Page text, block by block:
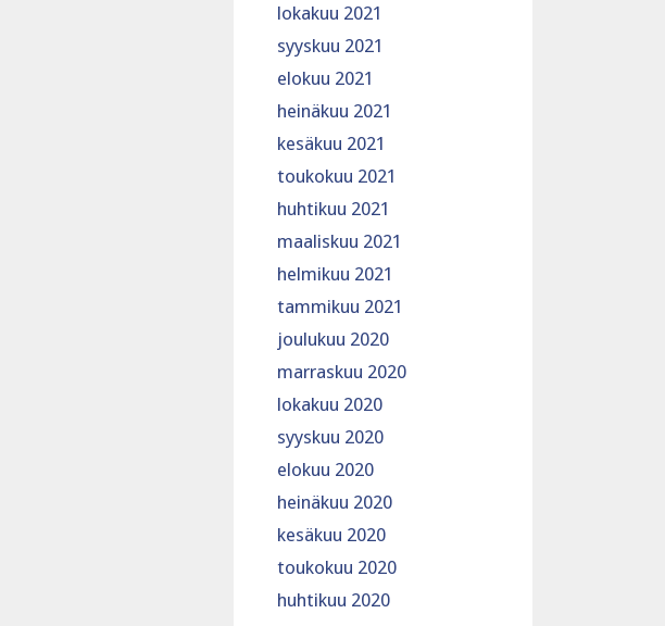
lokakuu 2021
syyskuu 2021
elokuu 2021
heinäkuu 2021
kesäkuu 2021
toukokuu 2021
huhtikuu 2021
maaliskuu 2021
helmikuu 2021
tammikuu 2021
joulukuu 2020
marraskuu 2020
lokakuu 2020
syyskuu 2020
elokuu 2020
heinäkuu 2020
kesäkuu 2020
toukokuu 2020
huhtikuu 2020